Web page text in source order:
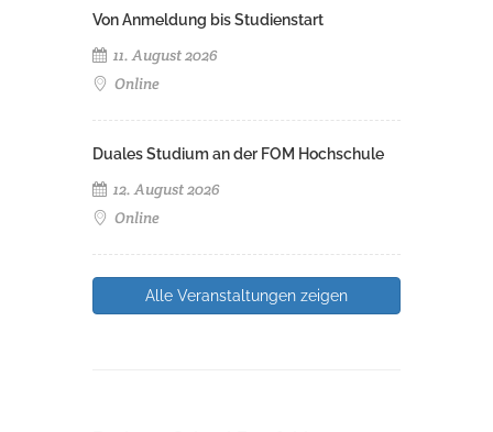
Von Anmeldung bis Studienstart
11. August 2026
Online
Duales Studium an der FOM Hochschule
12. August 2026
Online
Alle Veranstaltungen zeigen